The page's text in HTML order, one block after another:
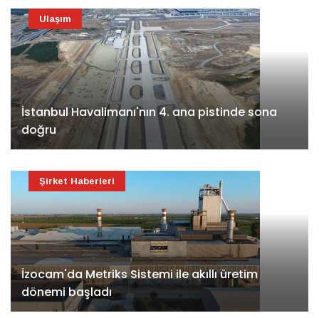
İstanbul Havalimanı'nın 4. ana pistinde sona
doğru
Ulaşım
İzocam'da Metriks Sistemi ile akıllı üretim
dönemi başladı
Şirket Haberleri